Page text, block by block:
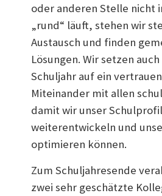
oder anderen Stelle nicht
„rund“ läuft, stehen wir
Austausch und finden
Lösungen. Wir setzen
Schuljahr auf ein
Miteinander mit allen
damit wir unser Schulprofil
weiterentwickeln und
optimieren können.
Zum Schuljahresende
zwei sehr geschätzte